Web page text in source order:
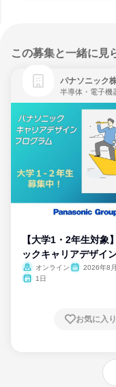
この募集と一緒に見
パナソニック
半導体・電子機
【大学1・2年生対象
ックキャリアデザイ
ム
オンライン
2026年8
1日
お気に入り